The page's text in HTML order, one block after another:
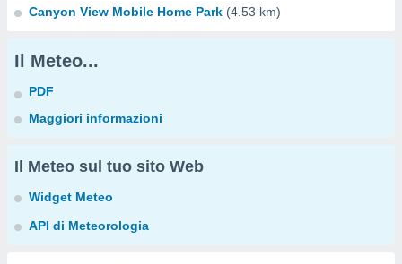
Canyon View Mobile Home Park (4.53 km)
Il Meteo...
PDF
Maggiori informazioni
Il Meteo sul tuo sito Web
Widget Meteo
API di Meteorologia